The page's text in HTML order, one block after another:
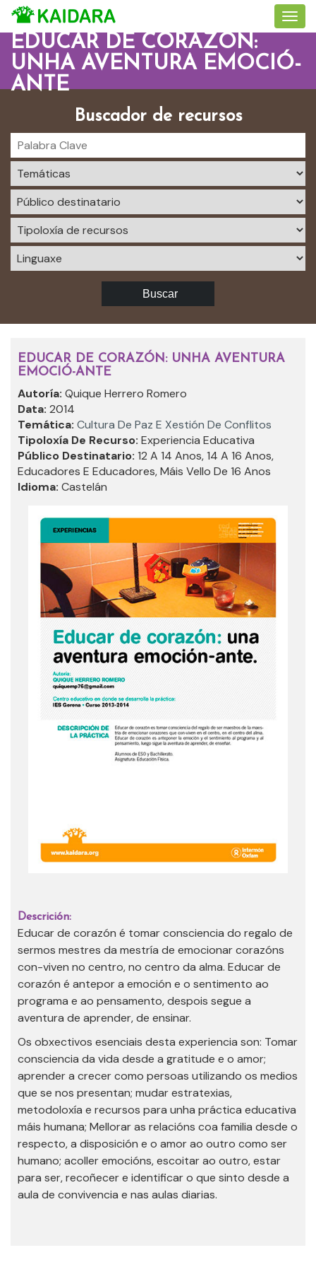
EDUCAR DE CORAZÓN:
UNHA AVENTURA EMOCIÓ-
ANTE
Buscador de recursos
Buscar
EDUCAR DE CORAZÓN: UNHA AVENTURA
EMOCIÓ-ANTE
Autoría: Quique Herrero Romero
Data: 2014
Temática: Cultura De Paz E Xestión De Conflitos
Tipoloxía De Recurso: Experiencia Educativa
Público Destinatario: 12 A 14 Anos, 14 A 16 Anos,
Educadores E Educadores, Máis Vello De 16 Anos
Idioma: Castelán
Descrición:
Educar de corazón é tomar consciencia do regalo de
sermos mestres da mestría de emocionar corazóns
con-viven no centro, no centro da alma. Educar de
corazón é antepor a emoción e o sentimento ao
programa e ao pensamento, despois segue a
aventura de aprender, de ensinar.
Os obxectivos esenciais desta experiencia son: Tomar
consciencia da vida desde a gratitude e o amor;
aprender a crecer como persoas utilizando os medios
que se nos presentan; mudar estratexias,
metodoloxía e recursos para unha práctica educativa
máis humana; Mellorar as relacións coa familia desde o
respecto, a disposición e o amor ao outro como ser
humano; acoller emocións, escoitar ao outro, estar
para ser, recoñecer e identificar o que sinto desde a
aula de convivencia e nas aulas diarias.